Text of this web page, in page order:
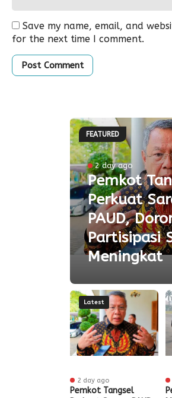
Save my name, email, and
for the next time I comment.
FEATURED
2 day ago
Pemkot
Perkuat
PAUD,
Partisipasi
Meningkat
Latest
2 day ago
Pemkot Tangsel